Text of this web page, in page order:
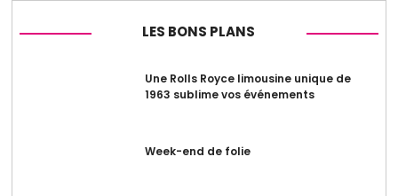
LES BONS PLANS
Une Rolls Royce limousine unique de
1963 sublime vos événements
Week-end de folie